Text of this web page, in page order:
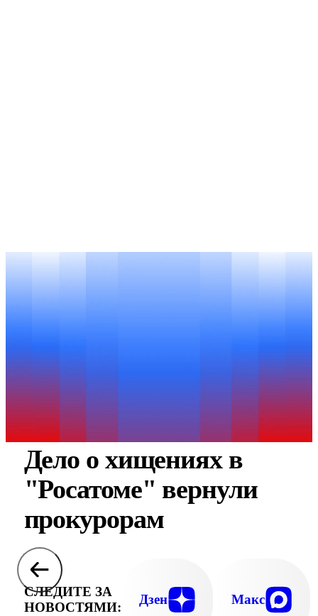
Дело о хищениях в
"Росатоме" вернули
прокурорам
СЛЕДИТЕ ЗА
НОВОСТЯМИ:
Дзен Макс